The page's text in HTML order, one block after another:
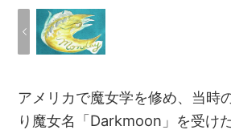
アメリカで魔女学を修め、当時
り魔女名「Darkmoon」を受け